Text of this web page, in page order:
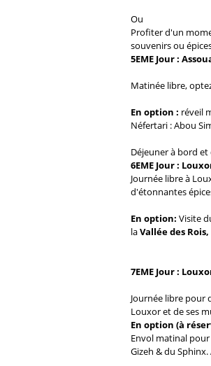
Ou
Profiter d'un
souvenirs ou
5EME Jour :
Matinée libre,
En option : réveil
Néfertari : Abou
Déjeuner à bord
6EME Jour :
Journée libre à
d'étonnantes
En option: Visite
laVallée des
7EME Jour :
Journée libre pour
Louxor et de ses
En option (à
Envol matinal
Gizeh & du